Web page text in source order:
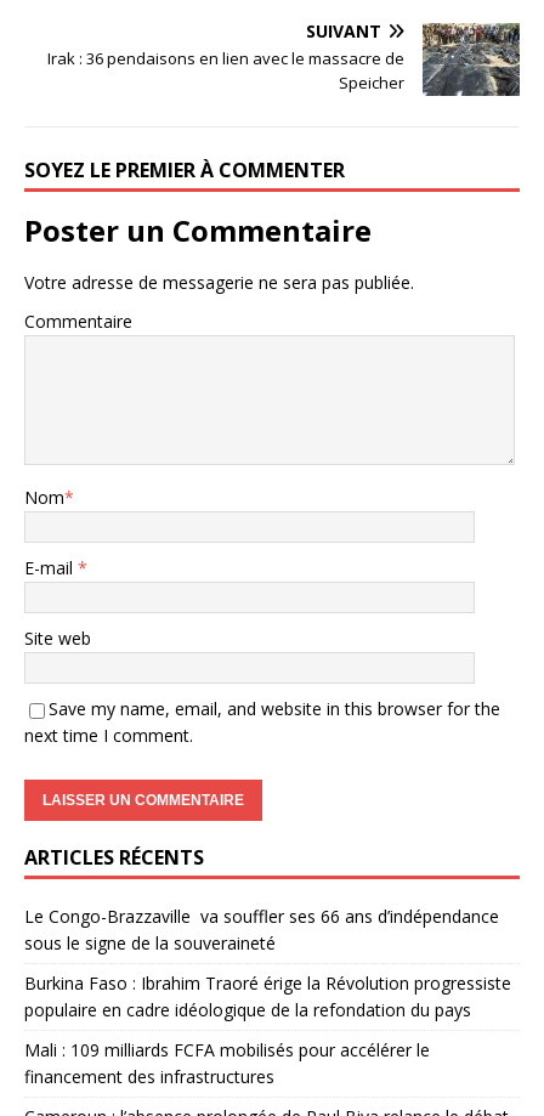
SUIVANT
Irak : 36 pendaisons en lien avec le massacre de
Speicher
SOYEZ LE PREMIER À COMMENTER
Poster un Commentaire
Votre adresse de messagerie ne sera pas publiée.
Commentaire
Nom*
E-mail *
Site web
Save my name, email, and website in this browser for the
next time I comment.
ARTICLES RÉCENTS
Le Congo-Brazzaville va souffler ses 66 ans d’indépendance
sous le signe de la souveraineté
Burkina Faso : Ibrahim Traoré érige la Révolution progressiste
populaire en cadre idéologique de la refondation du pays
Mali : 109 milliards FCFA mobilisés pour accélérer le
financement des infrastructures